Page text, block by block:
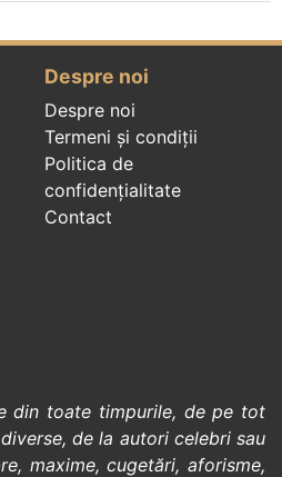
Despre noi
Despre noi
Termeni și condiții
Politica de
confidenţialitate
Contact
din toate timpurile, de pe tot
de la autori celebrisau
, maxime,cugetări,aforisme,